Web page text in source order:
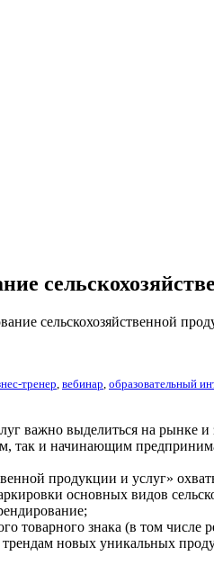
сельскохозяйственной
тренер вебинар образовательный
важно выделиться на
так и начинающим
продукции и услуг»
основных видов
товарного знака (в том числе
новых уникальных